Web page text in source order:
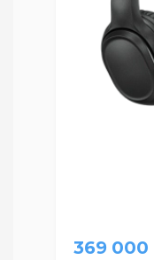
369 000